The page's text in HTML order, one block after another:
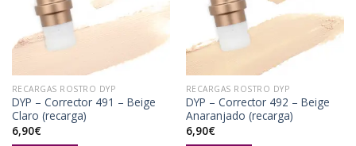
lista de
deseos
RECARGAS ROSTRO DYP
DYP – Corrector 491 – Beige
Claro (recarga)
6,90€
deseos
RECARGAS ROSTRO DYP
DYP – Corrector 492 – Beige
Anaranjado (recarga)
6,90€